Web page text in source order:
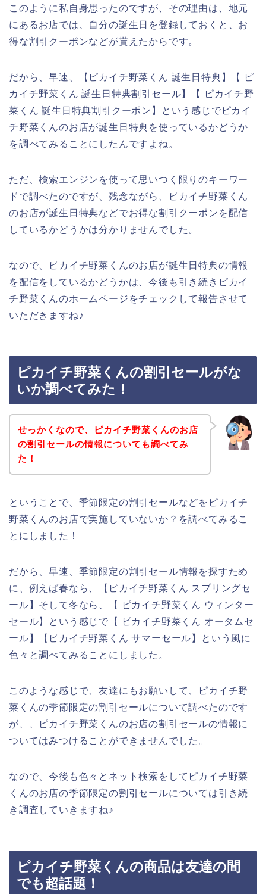
このように私自身思ったのですが、その理由は、地元
にあるお店では、自分の誕生日を登録しておくと、お
得な割引クーポンなどが貰えたからです。
だから、早速、【ピカイチ野菜くん 誕生日特典】【 ピ
カイチ野菜くん 誕生日特典割引セール】【 ピカイチ野
菜くん 誕生日特典割引クーポン】という感じでピカイ
チ野菜くんのお店が誕生日特典を使っているかどうか
を調べてみることにしたんですよね。
ただ、検索エンジンを使って思いつく限りのキーワー
ドで調べたのですが、残念ながら、ピカイチ野菜くん
のお店が誕生日特典などでお得な割引クーポンを配信
しているかどうかは分かりませんでした。
なので、ピカイチ野菜くんのお店が誕生日特典の情報
を配信をしているかどうかは、今後も引き続きピカイ
チ野菜くんのホームページをチェックして報告させて
いただきますね♪
ピカイチ野菜くんの割引セールがな
いか調べてみた！
せっかくなので、ピカイチ野菜くんのお店
の割引セールの情報についても調べてみ
た！
ということで、季節限定の割引セールなどをピカイチ
野菜くんのお店で実施していないか？を調べてみるこ
とにしました！
だから、早速、季節限定の割引セール情報を探すため
に、例えば春なら、【ピカイチ野菜くん スプリングセ
ール】そして冬なら、【 ピカイチ野菜くん ウィンター
セール】という感じで【 ピカイチ野菜くん オータムセ
ール】【ピカイチ野菜くん サマーセール】という風に
色々と調べてみることにしました。
このような感じで、友達にもお願いして、ピカイチ野
菜くんの季節限定の割引セールについて調べたのです
が、、ピカイチ野菜くんのお店の割引セールの情報に
ついてはみつけることができませんでした。
なので、今後も色々とネット検索をしてピカイチ野菜
くんのお店の季節限定の割引セールについては引き続
き調査していきますね♪
ピカイチ野菜くんの商品は友達の間
でも超話題！